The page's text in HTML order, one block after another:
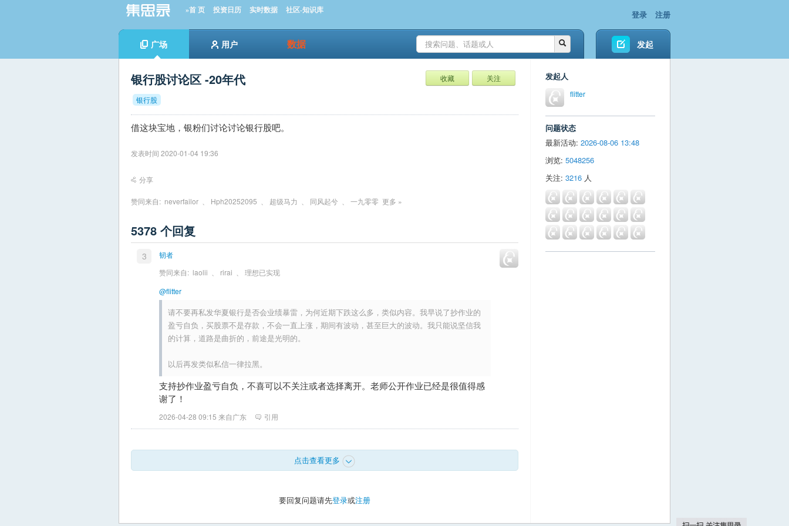
»首 页 投资日历 实时数据 社区-知识库 登录 注册
广场 用户 数据 发起
银行股讨论区 -20年代 收藏 关注
银行股
借这块宝地，银粉们讨论讨论银行股吧。
发表时间 2020-01-04 19:36
分享
赞同来自: neverfailor Hph20252095 超级马力 同风起兮 一九零零 更多 »
5378 个回复
3
韧者
赞同来自: laolii rirai
理想已实现
@flitter
请不要再私发华夏银行是否会业绩暴雷，为何近期下跌这么多，类似内容。我早说了抄作业的
盈亏自负，买股票不是存款，不会一直上涨，期间有波动，甚至巨大的波动。我只能说坚信我
的计算，道路是曲折的，前途是光明的。
以后再发类似私信一律拉黑。
支持抄作业盈亏自负，不喜可以不关注或者选择离开。老师公开作业已经是很值得感
谢了！
2026-04-28 09:15 来自广东 引用
点击查看更多
要回复问题请先登录或注册
发起人
flitter
问题状态
最新活动: 2026-08-06 13:48
浏览: 5048256
关注: 3216 人